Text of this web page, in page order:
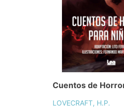
Cuentos de
LOVECRAFT, H.P.